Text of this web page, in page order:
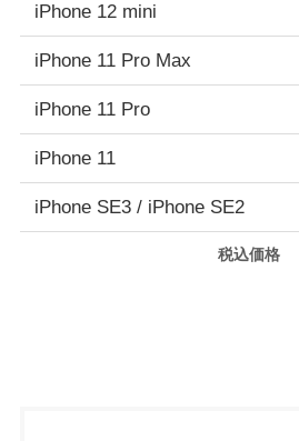
iPhone 12 mini
iPhone 11 Pro Max
iPhone 11 Pro
iPhone 11
iPhone SE3 / iPhone SE2
税込価格